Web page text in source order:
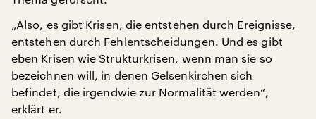
„Also, es gibt Krisen, die entstehen durch Ereignisse,
entstehen durch Fehlentscheidungen. Und es gibt
eben Krisen wie Strukturkrisen, wenn man sie so
bezeichnen will, in denen Gelsenkirchen sich
befindet, die irgendwie zur Normalität werden“,
erklärt er.